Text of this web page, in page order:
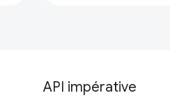
API impérative